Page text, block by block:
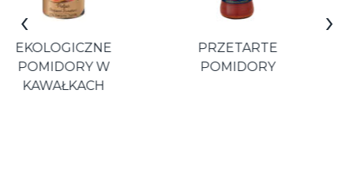
PRZETARTE
POMIDORY
POMIDORY
ŚLIWKOWE BEZ
‹ ›